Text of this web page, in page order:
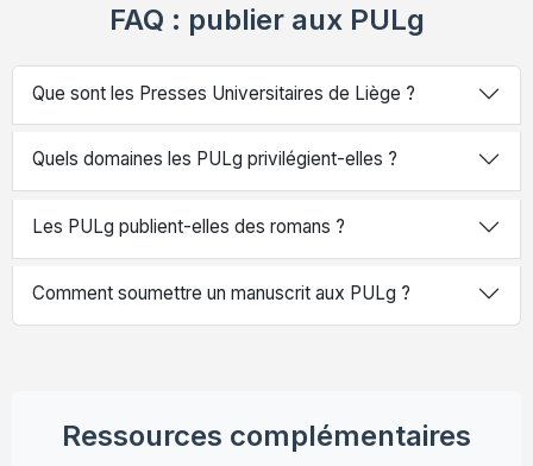
FAQ : publier aux PULg
Que sont les Presses Universitaires de Liège ?
Quels domaines les PULg privilégient-elles ?
Les PULg publient-elles des romans ?
Comment soumettre un manuscrit aux PULg ?
Ressources complémentaires